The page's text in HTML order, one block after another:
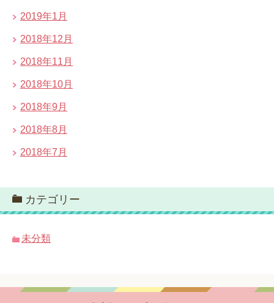
2019年1月
2018年12月
2018年11月
2018年10月
2018年9月
2018年8月
2018年7月
カテゴリー
未分類